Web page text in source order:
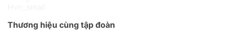
Thương hiệu cùng tập đoàn